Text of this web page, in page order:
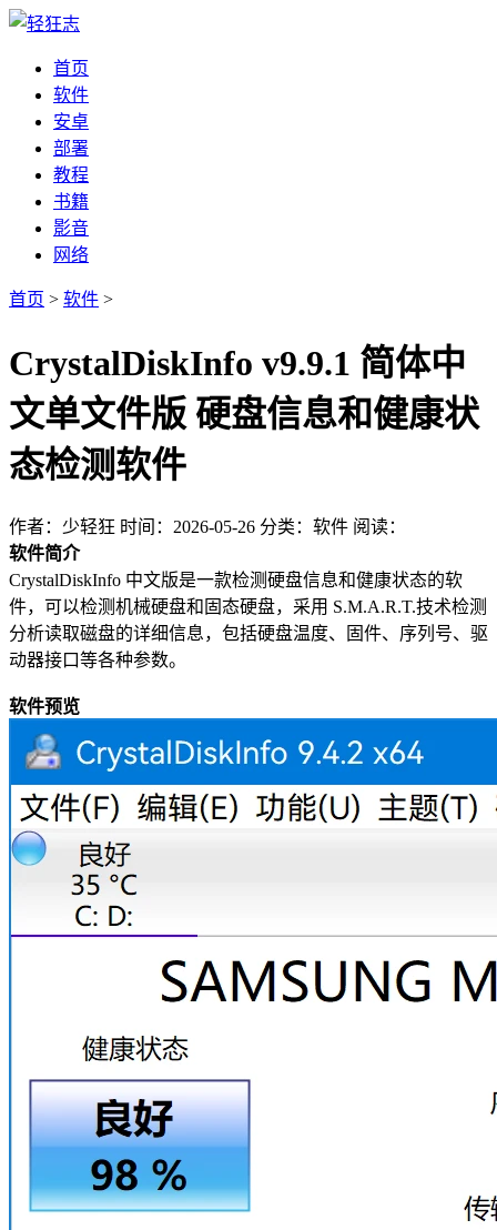
首页
软件
安卓
部署
教程
书籍
影音
网络
首页 > 软件 >
CrystalDiskInfo v9.9.1 简体中
文单文件版 硬盘信息和健康状
态检测软件
作者：少轻狂 时间：2026-05-26 分类：软件 阅读：
软件简介
CrystalDiskInfo 中文版是一款检测硬盘信息和健康状态的软
件，可以检测机械硬盘和固态硬盘，采用 S.M.A.R.T.技术检测
分析读取磁盘的详细信息，包括硬盘温度、固件、序列号、驱
动器接口等各种参数。
软件预览